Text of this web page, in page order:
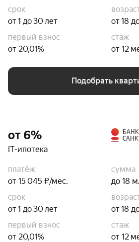
срок
от 1 до 30 лет
от 18
первый взнос
от 20,01%
стаж
от 12
Подобрать
от 6%
IT-ипотека
платёж
от 15 045 ₽/мес.
сумма
до 18
срок
от 1 до 30 лет
от 18
первый взнос
от 20,01%
стаж
от 12